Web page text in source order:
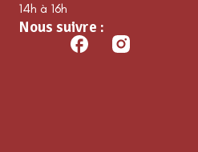
14h à 16h
Nous suivre :